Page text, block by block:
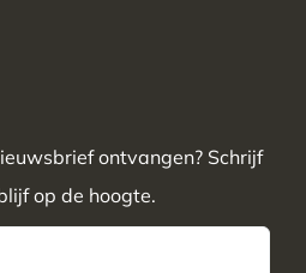
ontvangen? Schrijf
op de hoogte.